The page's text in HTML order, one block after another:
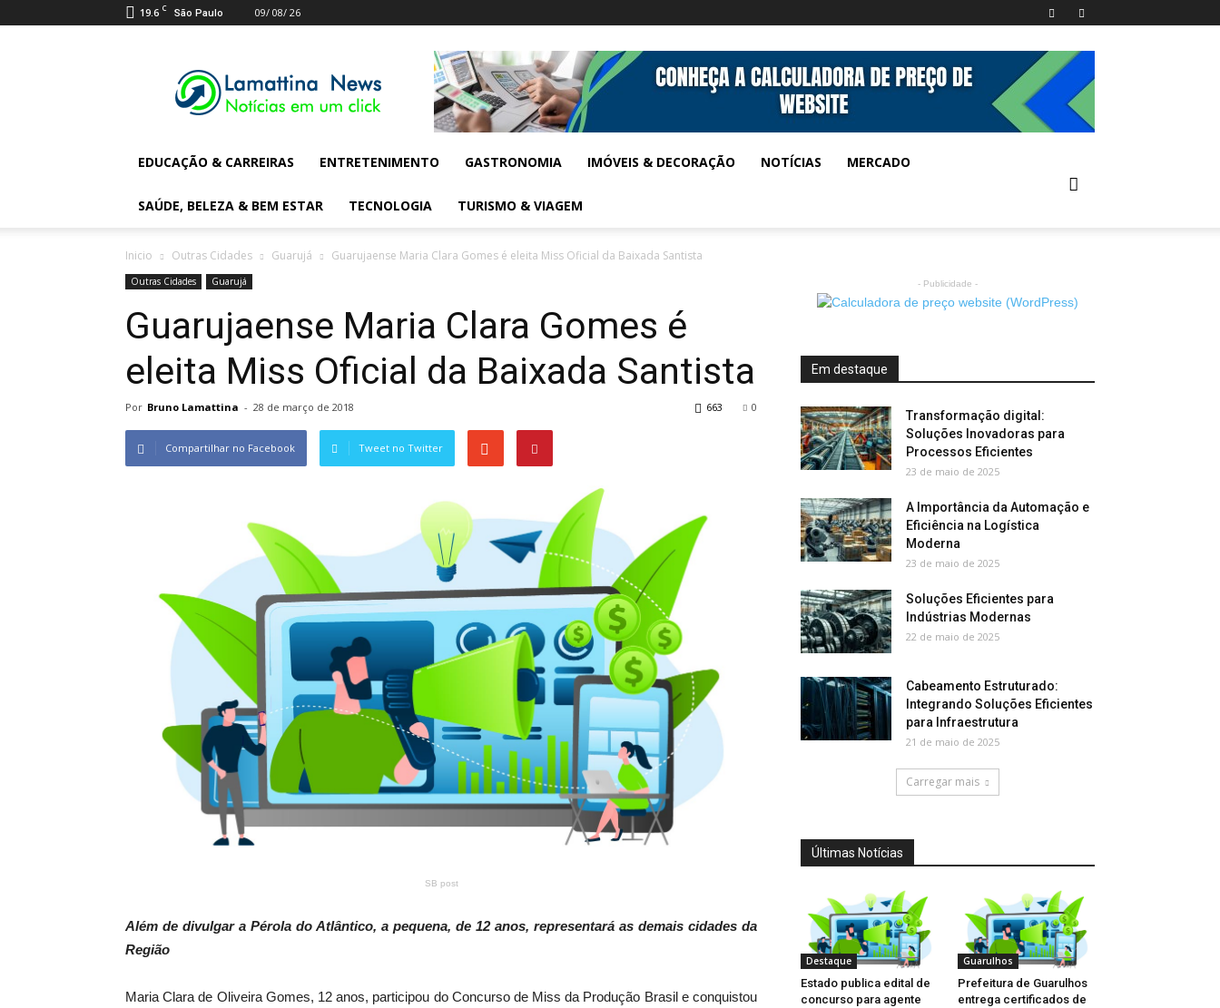
19.6 C São Paulo 09/ 08/ 26
Digital
News
EDUCAÇÃO & CARREIRAS ENTRETENIMENTO GASTRONOMIA IMÓVEIS & DECORAÇÃO NOTÍCIAS MERCADO
SAÚDE, BELEZA & BEM ESTAR TECNOLOGIA TURISMO & VIAGEM
Inicio Outras Cidades Guarujá Guarujaense Maria Clara Gomes é eleita Miss Oficial da Baixada Santista
Outras Cidades Guarujá
Guarujaense Maria Clara Gomes é
eleita Miss Oficial da Baixada Santista
Por Bruno Lamattina - 28 de março de 2018 0
663
Compartilhar no Facebook Tweet no Twitter
SB post
Além de divulgar a Pérola do Atlântico, a pequena, de 12 anos, representará as demais cidades da
Região
Maria Clara de Oliveira Gomes, 12 anos, participou do Concurso de Miss da Produção Brasil e conquistou
- Publicidade -
Em destaque
Transformação digital:
Soluções Inovadoras para
Processos Eficientes
23 de maio de 2025
A Importância da Automação e
Eficiência na Logística
Moderna
23 de maio de 2025
Soluções Eficientes para
Indústrias Modernas
22 de maio de 2025
Cabeamento Estruturado:
Integrando Soluções Eficientes
para Infraestrutura
21 de maio de 2025
Carregar mais
Últimas Notícias
Destaque
Estado publica edital de
concurso para agente
Guarulhos
Prefeitura de Guarulhos
entrega certificados de